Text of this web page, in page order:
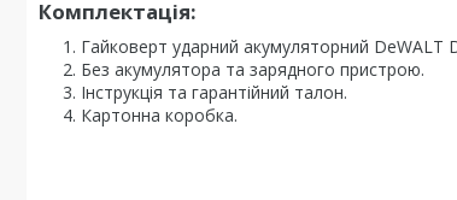
Комплектація:
Гайковерт ударний акумуляторний DeWALT
Без акумулятора та зарядного пристрою.
Інструкція та гарантійний талон.
Картонна коробка.